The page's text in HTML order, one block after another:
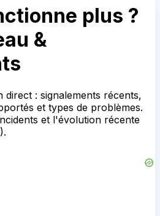
plus ?
&
direct : signalements récents,
et types de problèmes.
et l'évolution récente